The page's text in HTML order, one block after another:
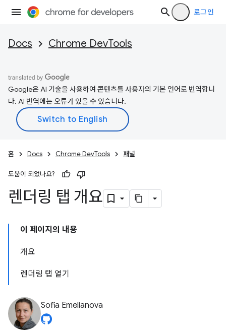
로그인
Docs Chrome DevTools
Google은 AI 기술을 사용하여 콘텐츠를 사용자의 기본 언어로 번역합니
다. AI 번역에는 오류가 있을 수 있습니다.
홈 Docs Chrome DevTools 패널
도움이 되었나요?
렌더링 탭 개요
이 페이지의 내용
개요
렌더링 탭 열기
Sofia Emelianova